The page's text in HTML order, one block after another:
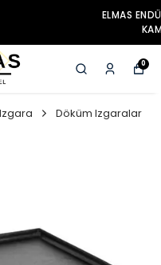
ÜRÜNLERDE ÖZEL
!
0
Döküm Izgaralar